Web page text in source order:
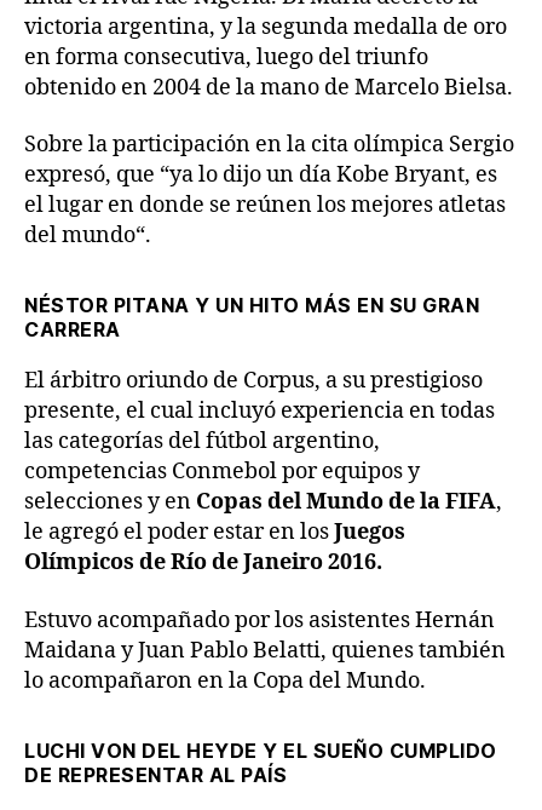
victoria argentina, y la segunda medalla de oro
en forma consecutiva, luego del triunfo
obtenido en 2004 de la mano de Marcelo Bielsa.
Sobre la participación en la cita olímpica Sergio
expresó, que “ya lo dijo un día Kobe Bryant, es
el lugar en donde se reúnen los mejores atletas
del mundo“.
NÉSTOR PITANA Y UN HITO MÁS EN SU GRAN
CARRERA
El árbitro oriundo de Corpus, a su prestigioso
presente, el cual incluyó experiencia en todas
las categorías del fútbol argentino,
competencias Conmebol por equipos y
selecciones y en Copas del Mundo de la FIFA,
le agregó el poder estar en losJuegos
Olímpicos de Río de Janeiro 2016.
Estuvo acompañado por los asistentes Hernán
Maidana y Juan Pablo Belatti, quienes también
lo acompañaron en la Copa del Mundo.
LUCHI VON DEL HEYDE Y EL SUEÑO CUMPLIDO
DE REPRESENTAR AL PAÍS